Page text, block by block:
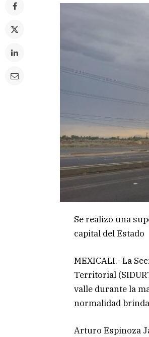
Se realizó una
capital del Estado
MEXICALI.- La
Territorial
valle durante la
normalidad
Arturo Espinoza